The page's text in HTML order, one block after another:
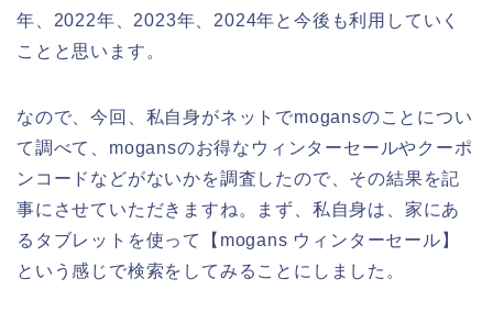
年、2022年、2023年、2024年と今後も利用していく
ことと思います。
なので、今回、私自身がネットでmogansのことについ
て調べて、mogansのお得なウィンターセールやクーポ
ンコードなどがないかを調査したので、その結果を記
事にさせていただきますね。まず、私自身は、家にあ
るタブレットを使って【mogans ウィンターセール】
という感じで検索をしてみることにしました。